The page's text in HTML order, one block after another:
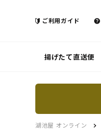
ご利用ガイド
揚げたて直送便
湖池屋 オンライン